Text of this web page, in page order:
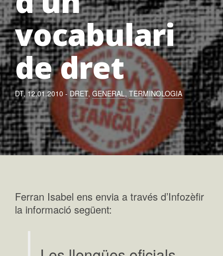
vocabulari
de dret
DT, 12.01.2010 - DRET, GENERAL, TERMINOLOGIA
Ferran Isabel ens envia a través d’Infozèfir
la informació següent: